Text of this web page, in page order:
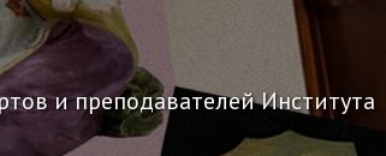
и преподавателей Института